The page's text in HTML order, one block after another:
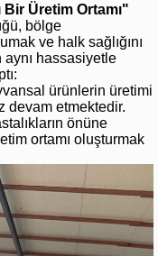
Bir Üretim Ortamı"
bölge
ve halk sağlığını
aynı hassasiyetle
ürünlerin üretimi
devam etmektedir.
önüne
ortamı oluşturmak